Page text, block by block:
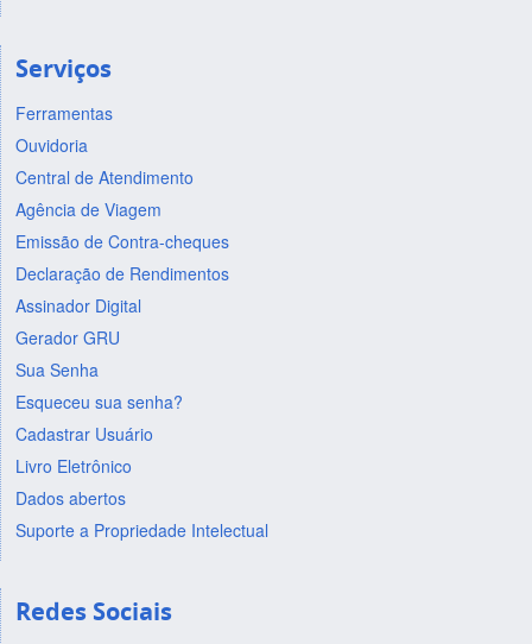
Serviços
Ferramentas
Ouvidoria
Central de Atendimento
Agência de Viagem
Emissão de Contra-cheques
Declaração de Rendimentos
Assinador Digital
Gerador GRU
Sua Senha
Esqueceu sua senha?
Cadastrar Usuário
Livro Eletrônico
Dados abertos
Suporte a Propriedade Intelectual
Redes Sociais